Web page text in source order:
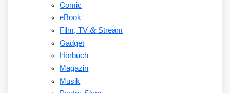
Comic
eBook
Film, TV&Stream
Gadget
Hörbuch
Magazin
Musik